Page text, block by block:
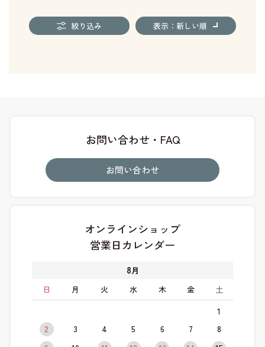
絞り込み 表示：新しい順
お問い合わせ・FAQ
お問い合わせ
オンラインショップ
営業日カレンダー
8月
日
月 火 水 木 金 土
1
2
3 4 5 6 7
8